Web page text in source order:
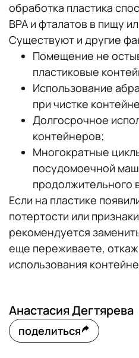
обработка пластика
BPA и фталатов в пищу
Существуют и другие
Помещение не
пластиковые
Использование
при чистке
Долгосрочное
контейнеров;
Многократные
посудомоечной
продолжительного
Если на пластике
потертости или
рекомендуется
еще переживаете,
использования
Анастасия Дегтярева
поделиться